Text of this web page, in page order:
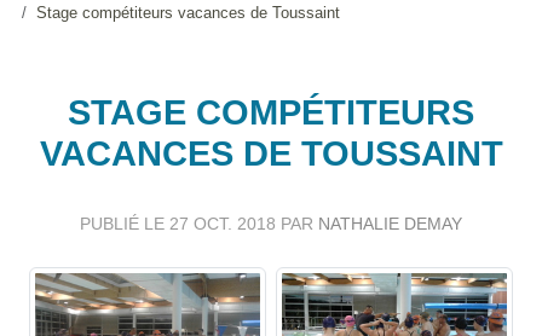
Stage compétiteurs vacances de Toussaint
STAGE COMPÉTITEURS
VACANCES DE TOUSSAINT
PUBLIÉ LE 27 OCT. 2018 PAR NATHALIE DEMAY